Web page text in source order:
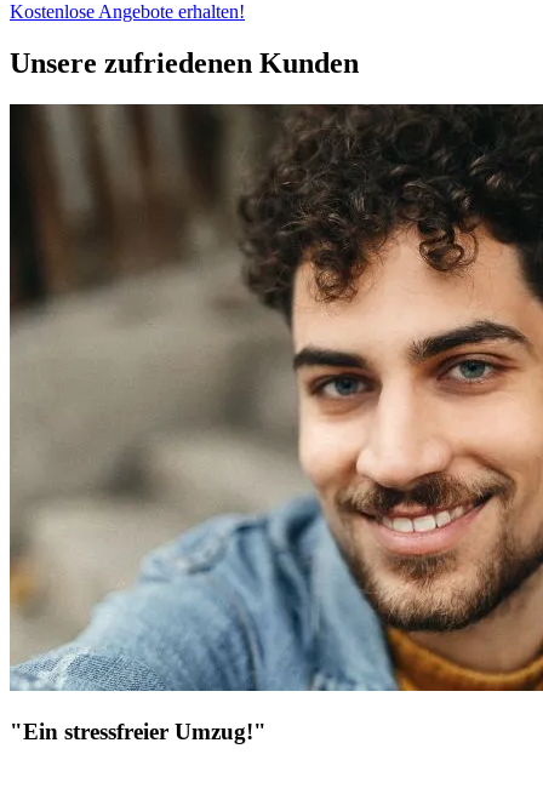
Kostenlose Angebote erhalten!
Unsere zufriedenen Kunden
"Ein stressfreier Umzug!"